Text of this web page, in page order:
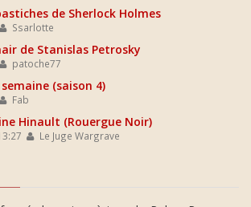
de Sherlock Holmes
Ssarlotte
de Stanislas Petrosky
patoche77
(saison 4)
Fab
Hinault (Rouergue Noir)
Le Juge Wargrave